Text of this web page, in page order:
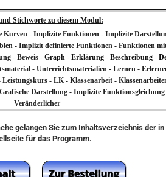
Stichworte zu diesem Modul:
- Implizite Funktionen - Implizite
- Implizit definierte Funktionen - Funktionen
- Beweis - Graph - Erklärung - Beschreibung -
- Unterrichtsmaterialien - Lernen -
- LK - Klassenarbeit -
Darstellung - Implizite
Veränderlicher
gelangen Sie zum Inhaltsverzeichnis der
für das Programm.